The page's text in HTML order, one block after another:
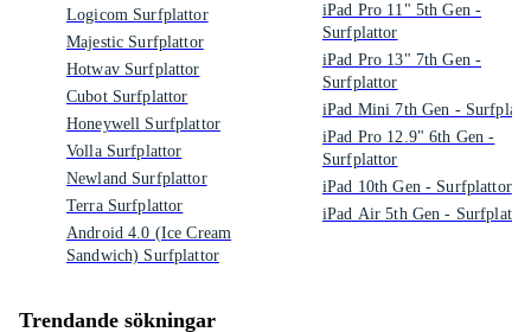
Logicom Surfplattor
Majestic Surfplattor
Hotwav Surfplattor
Cubot Surfplattor
Honeywell Surfplattor
Volla Surfplattor
Newland Surfplattor
Terra Surfplattor
Android 4.0 (Ice Cream
Sandwich) Surfplattor
iPad Pro 11" 5th Gen -
Surfplattor
iPad Pro 13" 7th Gen -
Surfplattor
iPad Mini 7th Gen -
iPad Pro 12.9" 6th Gen -
Surfplattor
iPad 10th Gen - Surfplattor
iPad Air 5th Gen - Surfplattor
Trendande sökningar